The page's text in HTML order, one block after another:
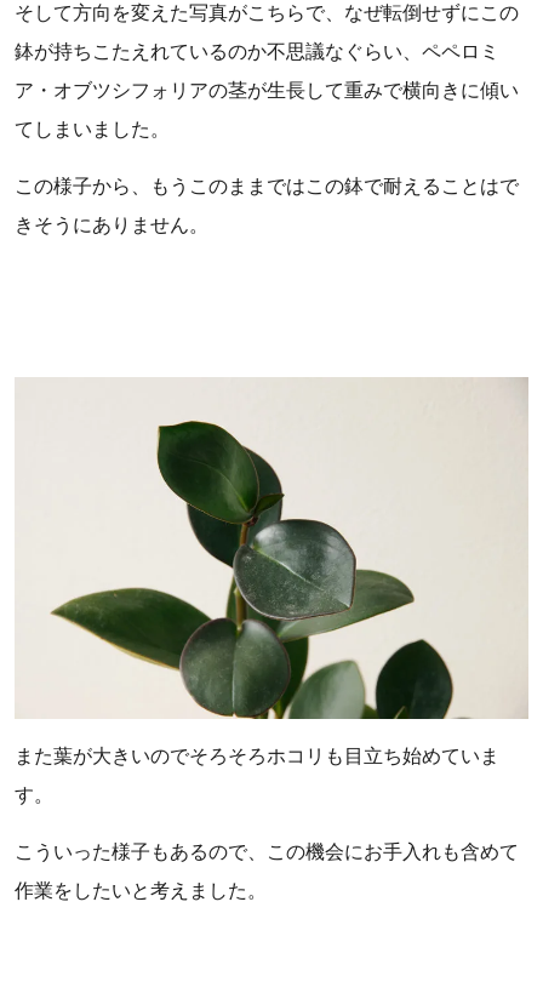
そして方向を変えた写真がこちらで、なぜ転倒せずにこの
鉢が持ちこたえれているのか不思議なぐらい、ペペロミ
ア・オブツシフォリアの茎が生長して重みで横向きに傾い
てしまいました。
この様子から、もうこのままではこの鉢で耐えることはで
きそうにありません。
また葉が大きいのでそろそろホコリも目立ち始めていま
す。
こういった様子もあるので、この機会にお手入れも含めて
作業をしたいと考えました。